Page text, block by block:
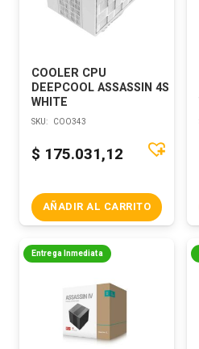
COOLER CPU
DEEPCOOL ASSASSIN 4S
WHITE
SKU: COO343
$ 175.031,12
AÑADIR AL CARRITO
Entrega Inmediata